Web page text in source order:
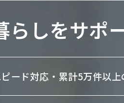
らしをサポ
ード対応・ 累計5万件以